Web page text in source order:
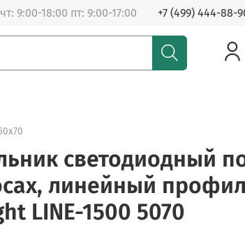
9:00-18:00 пт: 9:00-17:00 +7 (499) 444-88-
светодиодный
линейный
LINE-1500 5070